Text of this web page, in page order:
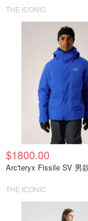
THE ICONIC
$1800.00
Arc'teryx Fissile SV 男
THE ICONIC